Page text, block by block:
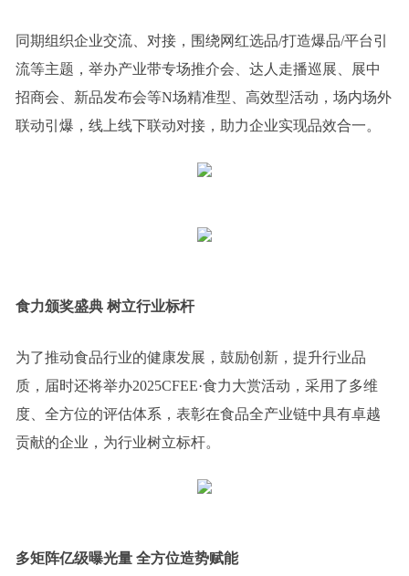
同期组织企业交流、对接，围绕网红选品/打造爆品/平台引
流等主题，举办产业带专场推介会、达人走播巡展、展中
招商会、新品发布会等N场精准型、高效型活动，场内场外
联动引爆，线上线下联动对接，助力企业实现品效合一。
食力颁奖盛典 树立行业标杆
为了推动食品行业的健康发展，鼓励创新，提升行业品
质，届时还将举办2025CFEE·食力大赏活动，采用了多维
度、全方位的评估体系，表彰在食品全产业链中具有卓越
贡献的企业，为行业树立标杆。
多矩阵亿级曝光量 全方位造势赋能